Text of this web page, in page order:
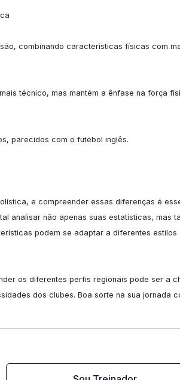
combinando características físicas com
técnico, mas mantém a ênfase na força
parecidos com o futebol inglês.
e compreender essas diferenças é
analisar não apenas suas estatísticas, mas
podem se adaptar a diferentes estilos
os diferentes perfis regionais pode ser a
dos clubes. Boa sorte na sua jornada